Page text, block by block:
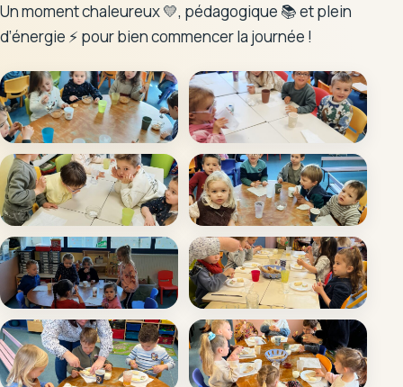
Tarifs
Documents
Un moment chaleureux 💛, pédagogique 📚 et plein
d’énergie ⚡ pour bien commencer la journée !